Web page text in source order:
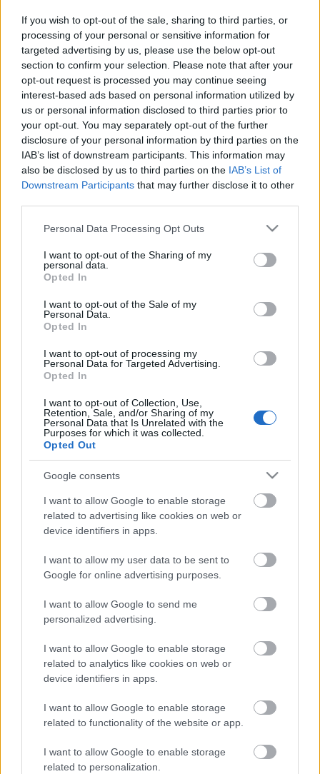
If you wish to opt-out of the sale, sharing to third parties, or
processing of your personal or sensitive information for
targeted advertising by us, please use the below opt-out
section to confirm your selection. Please note that after your
opt-out request is processed you may continue seeing
interest-based ads based on personal information utilized by
us or personal information disclosed to third parties prior to
your opt-out. You may separately opt-out of the further
disclosure of your personal information by third parties on the
IAB’s list of downstream participants. This information may
also be disclosed by us to third parties on the IAB’s List of
Downstream Participants that may further disclose it to other
Please note that this website/app uses one or more Google
not limited to your visit or usage behaviour. You may click to
grant or deny consent to Google and its third-party tags to
use your data for below specified purposes in below Google
consent section.
Personal Data Processing Opt Outs
I want to opt-out of the Sharing of my
personal data.
Opted In
I want to opt-out of the Sale of my
Personal Data.
Opted In
I want to opt-out of processing my
Personal Data for Targeted Advertising.
Opted In
I want to opt-out of Collection, Use,
Retention, Sale, and/or Sharing of my
Personal Data that Is Unrelated with the
Purposes for which it was collected.
Opted Out
Google consents
I want to allow Google to enable storage
related to advertising like cookies on web or
device identifiers in apps.
I want to allow my user data to be sent to
Google for online advertising purposes.
I want to allow Google to send me
personalized advertising.
I want to allow Google to enable storage
related to analytics like cookies on web or
device identifiers in apps.
I want to allow Google to enable storage
related to functionality of the website or app.
I want to allow Google to enable storage
related to personalization.
La baja por lesión de Rubén Blanco para los dos próximos
meses abre las puertas de la titularidad a Iván Villar. El
portero tiene un valor de 360.000 € y una media de 3,67
puntos por partido (9 partidos jugados), superior a los 2,53
de su compañero Rubén.
Sus valoraciones en SofaScore dependerán mucho de su
acierto en paradas y los goles que encaje. En los 9 partidos
que ha disputado hasta la fecha promedia 1,9 paradas y 1,4
goles encajados por encuentro.
El central está siendo un fijo para Escribá y ha jugado los
últimos tres partidos en los que ha sumado un total de 17
puntos. En esos encuentros ha promediado 2 despejes y
1,6 entradas y un 58% en duelos ganados. Si mantiene su
puesto en el once, un excelente fichaje para el tramo final
de temporada a bajo coste.
Recomendaciones de compra: vuelve el mejor
Ferreiro
titular del Huesca y en gran forma.
Nuestras recomendaciones de
compra también incluyen dos
Manu García (Alavés, centrocampista, 710.000, 54
El capitán del Alavés ha pasado de contar poco para
Machín a ser titular para Abelardo, quien lo ha alineado
desde el inicio en cinco de los últimos seis encuentros
haya que esperar grandes valoraciones, pero por 710.000
euros te aseguras 2-4 puntos por jornada que pueden
venirte bien en caso de que tengas bajas en tu centro del
Juanmi Jiménez (Betis, delantero, 840.000, 29 puntos)
El delantero bético está gozando de la confianza de